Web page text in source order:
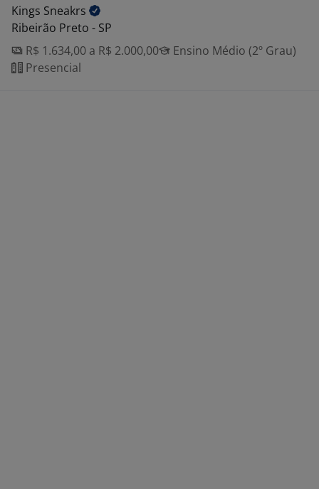
Kings Sneakrs
Ribeirão Preto - SP
R$ 1.634,00 a R$ 2.000,00
Ensino Médio (2º Grau)
Presencial